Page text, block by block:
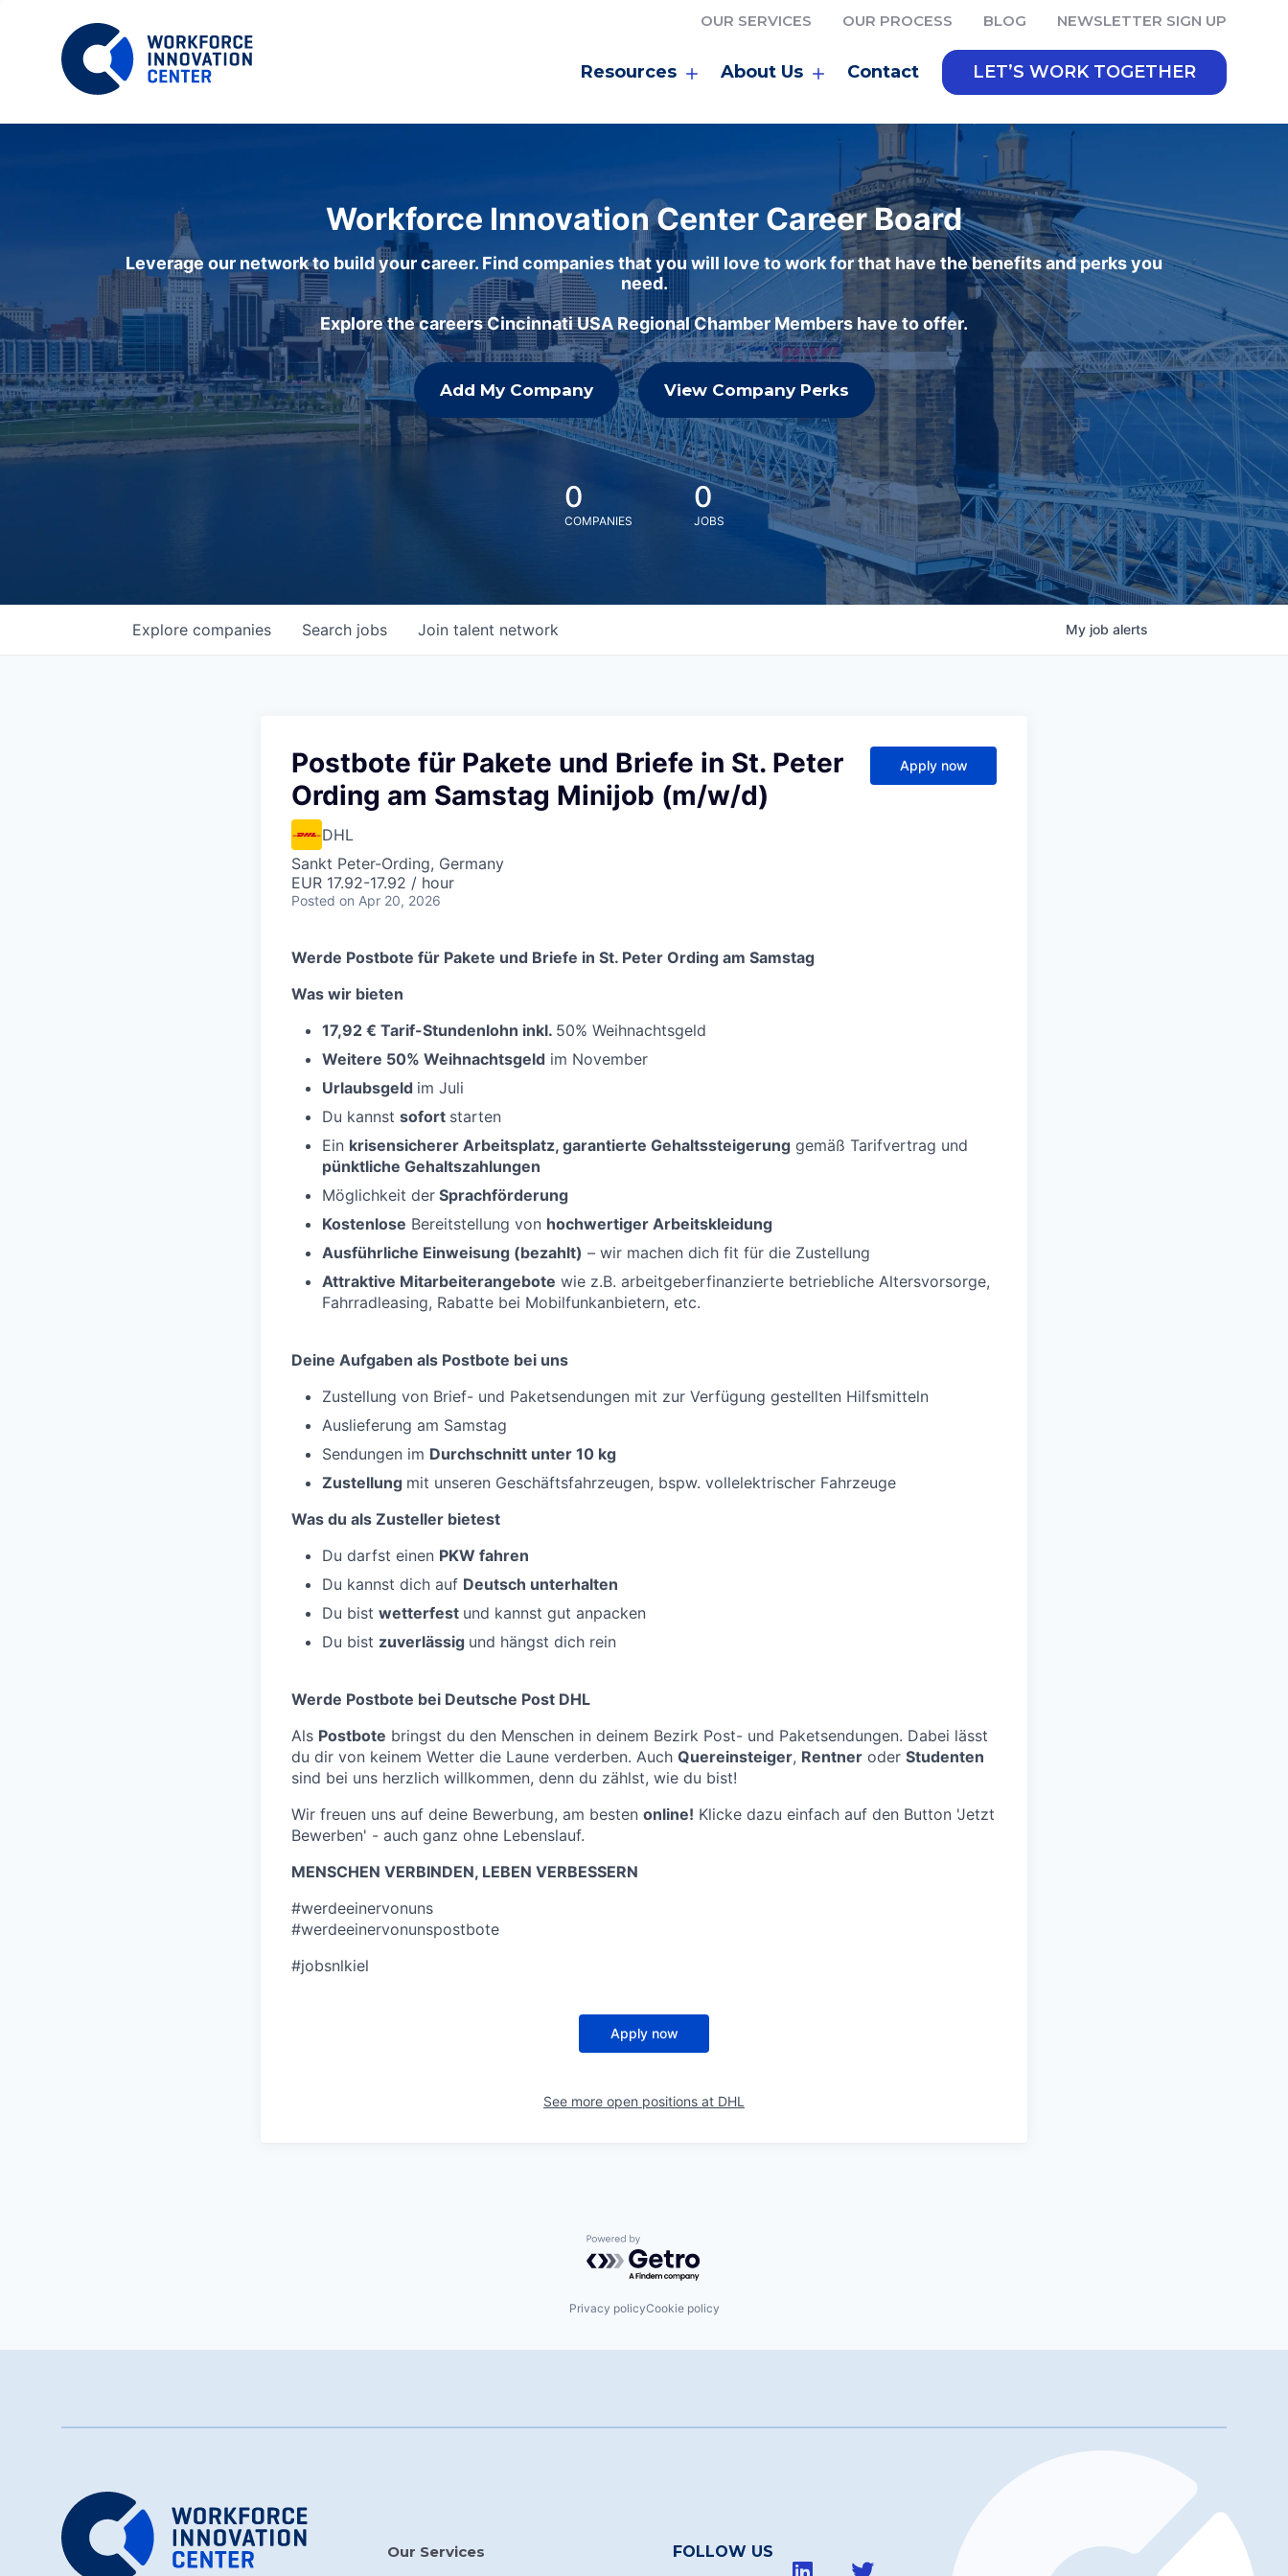
OUR SERVICES OUR PROCESS BLOG NEWSLETTER SIGN UP
Resources About Us Contact LET’S WORK TOGETHER
Workforce Innovation Center Career Board
Leverage our network to build your career. Find companies that you will love to work for that have the benefits and perks you
need.
Explore the careers Cincinnati USA Regional Chamber Members have to offer.
Add My Company View Company Perks
0
COMPANIES
0
JOBS
Search jobs
Explore companies Join talent network My job alerts
Postbote für Pakete und Briefe in St. Peter
Ording am Samstag Minijob (m/w/d)
DHL
Sankt Peter-Ording, Germany
EUR 17.92-17.92 / hour
Posted on Apr 20, 2026
Apply now
Werde Postbote für Pakete und Briefe in St. Peter Ording am Samstag
Was wir bieten
17,92 € Tarif-Stundenlohn inkl. 50% Weihnachtsgeld
Weitere 50% Weihnachtsgeld im November
Urlaubsgeld im Juli
Du kannst sofort starten
Ein krisensicherer Arbeitsplatz, garantierte Gehaltssteigerung gemäß Tarifvertrag und
pünktliche Gehaltszahlungen
Möglichkeit der Sprachförderung
Kostenlose Bereitstellung von hochwertiger Arbeitskleidung
Ausführliche Einweisung (bezahlt) – wir machen dich fit für die Zustellung
Attraktive Mitarbeiterangebote wie z.B. arbeitgeberfinanzierte betriebliche Altersvorsorge,
Fahrradleasing, Rabatte bei Mobilfunkanbietern, etc.
Deine Aufgaben als Postbote bei uns
Zustellung von Brief- und Paketsendungen mit zur Verfügung gestellten Hilfsmitteln
Auslieferung am Samstag
Sendungen im Durchschnitt unter 10 kg
Zustellung mit unseren Geschäftsfahrzeugen, bspw. vollelektrischer Fahrzeuge
Was du als Zusteller bietest
Du darfst einen PKW fahren
Du kannst dich auf Deutsch unterhalten
Du bist wetterfest und kannst gut anpacken
Du bist zuverlässig und hängst dich rein
Werde Postbote bei Deutsche Post DHL
Als Postbote bringst du den Menschen in deinem Bezirk Post- und Paketsendungen. Dabei lässt
du dir von keinem Wetter die Laune verderben. Auch Quereinsteiger, Rentner oder Studenten
sind bei uns herzlich willkommen, denn du zählst, wie du bist!
Wir freuen uns auf deine Bewerbung, am besten online! Klicke dazu einfach auf den Button 'Jetzt
Bewerben' - auch ganz ohne Lebenslauf.
MENSCHEN VERBINDEN, LEBEN VERBESSERN
#werdeeinervonuns
#werdeeinervonunspostbote
#jobsnlkiel
Apply now
See more open positions at DHL
Powered by Getro.com
Privacy policyCookie policy
Our Services FOLLOW US